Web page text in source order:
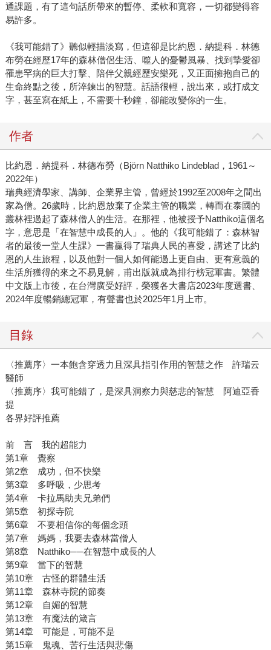
通課題，有了這句話所帶來的暫停、柔軟和寬容，一切都變得容
易許多。
《我可能錯了》聽似輕描淡寫，但這卻是比約恩．納提科．林德
布勞在經歷17年的森林僧侶生活、噬人的憂鬱風暴、找到摯愛卻
罹患罕病的巨大打擊、陪伴父親經歷安樂死，又正面擁抱自己的
生命終點之後，所淬鍊出的智慧。話語很輕，說出來，或打成文
字，甚至寫在紙上，不需要十秒鐘，卻能改變你的一生。
作者
比約恩．納提科．林德布勞（Björn Natthiko Lindeblad，1961～
2022年）
瑞典經濟學家、講師、企業界主管，曾經於1992至2008年之間出
家為僧。26歲時，比約恩放棄了企業主管的職業，轉而在泰國的
叢林裡過起了森林僧人的生活。在那裡，他被授予Natthiko這個名
字，意思是「在智慧中成長的人」。他的《我可能錯了：森林智
者的最後一堂人生課》一書贏得了瑞典人民的喜愛，講述了比約
恩的人生旅程，以及他對一個人如何能過上更自由、更有意義的
生活所獲得的來之不易見解，甫出版就成為排行榜冠軍書。繁體
中文版上市後，在台灣廣受好評，榮獲各大書店2023年度選書、
2024年度暢銷總冠軍，有聲書也於2025年1月上市。
目錄
〈推薦序〉一本飽含穿透力且深具指引作用的智慧之作 許瑞云
醫師
〈推薦序〉我可能錯了，是深具洞察力與慈悲的智慧 阿迪亞香
提
各界好評推薦
前 言 我的超能力
第1章 覺察
第2章 成功，但不快樂
第3章 多呼吸，少思考
第4章 卡拉馬助夫兄弟們
第5章 初探寺院
第6章 不要相信你的每個念頭
第7章 媽媽，我要去森林當僧人
第8章 Natthiko──在智慧中成長的人
第9章 當下的智慧
第10章 古怪的群體生活
第11章 森林寺院的節奏
第12章 自媚的智慧
第13章 有魔法的箴言
第14章 可能是，可能不是
第15章 鬼魂、苦行生活與悲傷